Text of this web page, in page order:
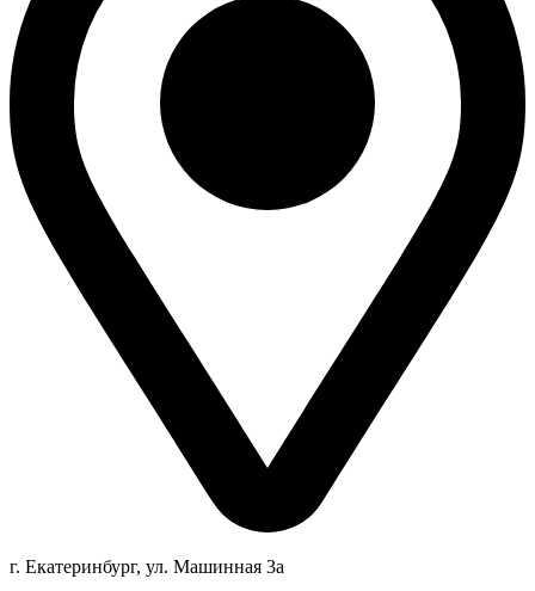
г. Екатеринбург, ул. Машинная 3а